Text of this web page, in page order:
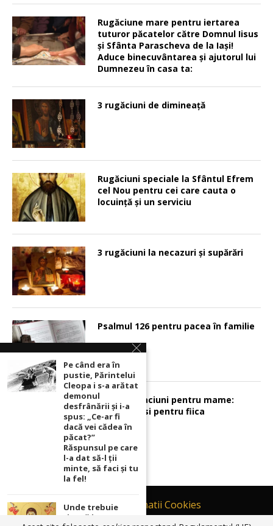
Rugăciune mare pentru iertarea
tuturor păcatelor către Domnul Iisus
şi Sfânta Parascheva de la Iaşi!
Aduce binecuvântarea şi ajutorul lui
Dumnezeu în casa ta:
3 rugăciuni de dimineață
Rugăciuni speciale la Sfântul Efrem
cel Nou pentru cei care cauta o
locuinţă şi un serviciu
3 rugăciuni la necazuri și supărări
Psalmul 126 pentru pacea în familie
Sunt 2 rugaciuni pentru mame:
pentru fiu si pentru fiica
Contact
Informatii Cookies
Politică de Confidențialitate
Pe când era în
pustie, Părintelui
Cleopa i s-a arătat
demonul
desfrânării şi i-a
spus: „Ce-ar fi
dacă vei cădea în
păcat?”
Răspunsul pe care
l-a dat să-l ții
minte, să faci și tu
la fel!
Unde trebuie
ținută icoana cu